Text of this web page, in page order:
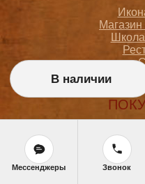
Магазин
Как
Политика
В наличии
Мессенджеры Звонок